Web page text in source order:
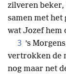
zilveren beker,
samen met het
wat Jozef hem
3 ’s
vertrokken de
nog maar net